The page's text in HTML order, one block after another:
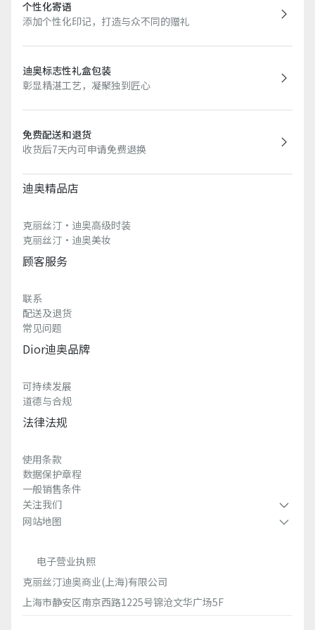
个性化寄语
添加个性化印记，打造与众不同的赠礼
迪奥标志性礼盒包装
彰显精湛工艺，凝聚独到匠心
免费配送和退货
收货后7天内可申请免费退换
迪奥精品店
克丽丝汀·迪奥高级时装
克丽丝汀·迪奥美妆
顾客服务
联系
配送及退货
常见问题
Dior迪奥品牌
可持续发展
道德与合规
法律法规
使用条款
数据保护章程
一般销售条件
关注我们
网站地图
电子营业执照
克丽丝汀迪奥商业(上海)有限公司
上海市静安区南京西路1225号锦沧文华广场5F